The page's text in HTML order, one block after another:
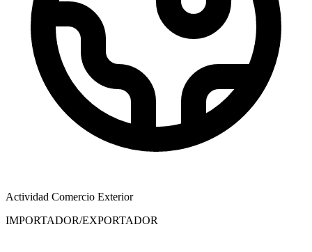
Actividad Comercio Exterior
IMPORTADOR/EXPORTADOR